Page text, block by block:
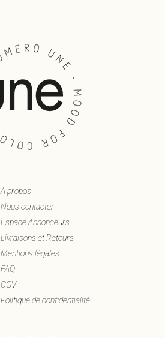
A propos
Nous contacter
Espace Annonceurs
Livraisons et Retours
Mentions légales
FAQ
CGV
Politique de confidentialité